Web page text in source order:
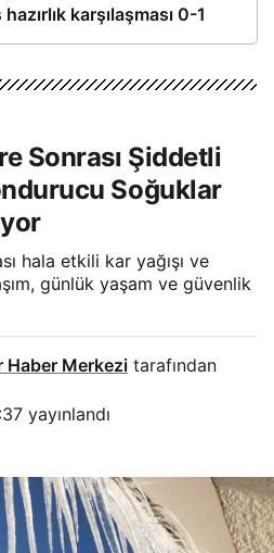
karşılaşması 0-1
Sonrası Şiddetli
Soğuklar
hala etkili kar yağışı ve
günlük yaşam ve güvenlik
Haber Merkezi tarafından
yayınlandı